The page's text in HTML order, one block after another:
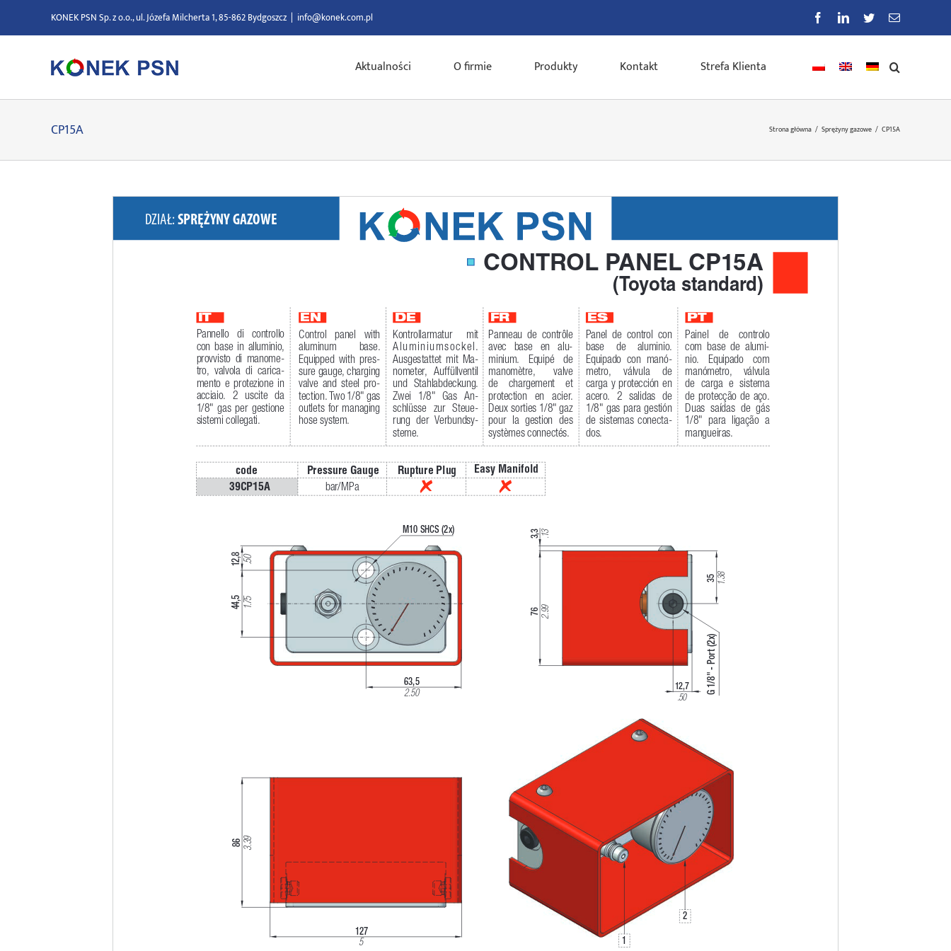
zawartości
KONEK PSN Sp. z o.o., ul. Józefa Milcherta 1, 85-862 Bydgoszcz | info@konek.com.pl FacebookLinkedIn
TwitterE-
Aktualności O firmie Produkty Kontakt Strefa Klienta
CP15A Strona główna / Sprężyny gazowe / CP15A